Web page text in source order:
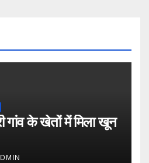
गांव के खेतों में मिला खून